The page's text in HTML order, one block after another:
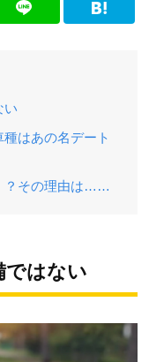
い
はあの名デート
？その理由は……
ではない